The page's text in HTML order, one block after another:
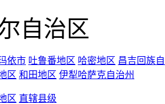
自治区
依市 吐鲁番地区 哈密地区 昌吉回族
区 和田地区 伊犁哈萨克自治州
区 直辖县级